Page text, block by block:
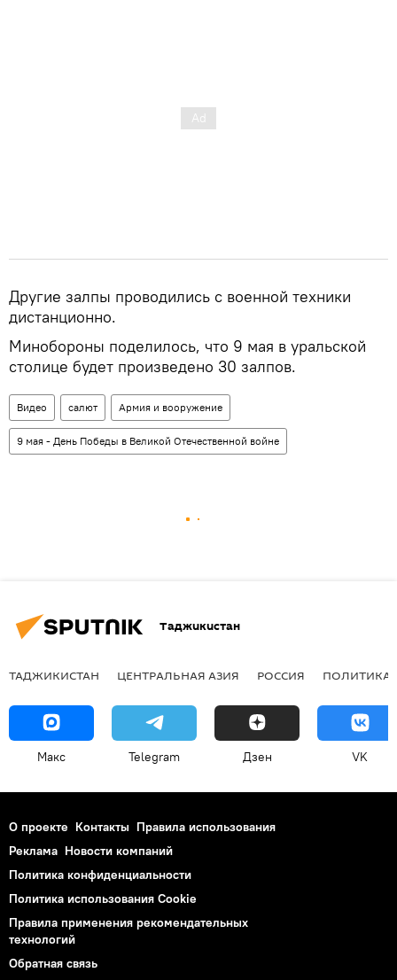
Другие залпы проводились с военной техники
дистанционно.
Минобороны поделилось, что 9 мая в уральской
столице будет произведено 30 залпов.
Видео салют Армия и вооружение
9 мая - День Победы в Великой Отечественной войне
Таджикистан
ТАДЖИКИСТАН ЦЕНТРАЛЬНАЯ АЗИЯ РОССИЯ ПОЛИТИКА
Макс Telegram Дзен VK
О проекте Контакты Правила использования
Реклама Новости компаний
Политика конфиденциальности
Политика использования Cookie
Правила применения рекомендательных
технологий
Обратная связь